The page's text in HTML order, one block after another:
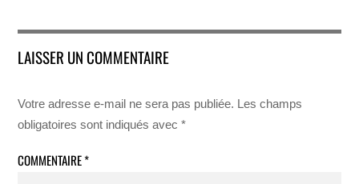
LAISSER UN COMMENTAIRE
Votre adresse e-mail ne sera pas publiée. Les champs
obligatoires sont indiqués avec*
COMMENTAIRE*